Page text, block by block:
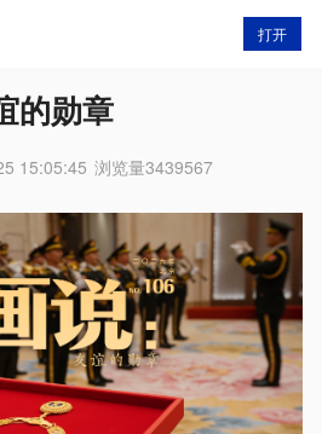
打开
的勋章
15:05:45 浏览量3439567